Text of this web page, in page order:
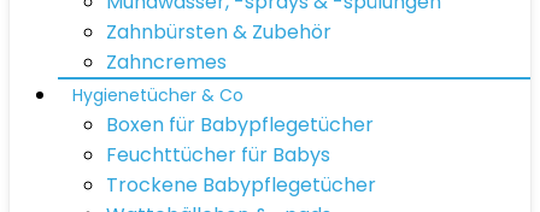
Zahnbürsten & Zubehör
Zahncremes
Hygienetücher & Co
Boxen für Babypflegetücher
Feuchttücher für Babys
Trockene Babypflegetücher